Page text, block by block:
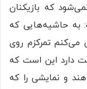
که بازیکنان
به حاشیه‌هایی که
می‌کنم تمرکزم روی
دارد این است که
و نمایشی را که